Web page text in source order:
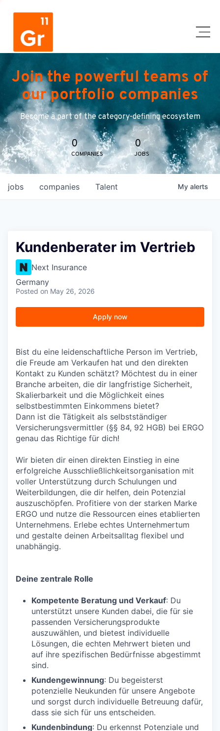
Join the powerful teams of
our portfolio companies
Become a part of the category-defining ecosystem
0
COMPANIES
0
JOBS
jobs companies Talent My alerts
Kundenberater im Vertrieb
Next Insurance
Germany
Posted on May 26, 2026
Apply now
Bist du eine leidenschaftliche Person im Vertrieb,
die Freude am Verkaufen hat und den direkten
Kontakt zu Kunden schätzt? Möchtest du in einer
Branche arbeiten, die dir langfristige Sicherheit,
Skalierbarkeit und die Möglichkeit eines
selbstbestimmten Einkommens bietet?
Dann ist die Tätigkeit als selbstständiger
Versicherungsvermittler (§§ 84, 92 HGB) bei ERGO
genau das Richtige für dich!
Wir bieten dir einen direkten Einstieg in eine
erfolgreiche Ausschließlichkeitsorganisation mit
voller Unterstützung durch Schulungen und
Weiterbildungen, die dir helfen, dein Potenzial
auszuschöpfen. Profitiere von der starken Marke
ERGO und nutze die Ressourcen eines etablierten
Unternehmens. Erlebe echtes Unternehmertum
und gestalte deinen Arbeitsalltag flexibel und
unabhängig.
Deine zentrale Rolle
Kompetente Beratung und Verkauf: Du
unterstützt unsere Kunden dabei, die für sie
passenden Versicherungsprodukte
auszuwählen, und bietest individuelle
Lösungen, die echten Mehrwert bieten und
auf ihre spezifischen Bedürfnisse abgestimmt
sind.
Kundengewinnung: Du begeisterst
potenzielle Neukunden für unsere Angebote
und sorgst durch individuelle Betreuung dafür,
dass sie sich für uns entscheiden.
Kundenbindung: Du erkennst Potenziale und